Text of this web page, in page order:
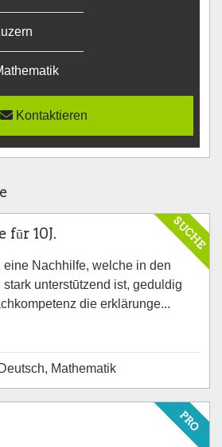
Kontaktieren
SUCHE
fūr 10J.
eine Nachhilfe, welche in den
unterstūtzend ist, geduldig
die erklärunge...
Mathematik
PRO